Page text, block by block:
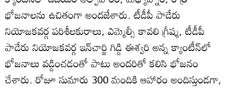
భోజనాలను ఉచితంగా అందజేశారు. టీడీపీ పాడేరు
నియోజకవర్గ పరిశీలకురాలు, ఎమ్మెల్సీ కావలి గ్రీష్మ, టీడీపీ
పాడేరు నియోజకవర్గ ఇన్‌చార్జి గిడ్డి ఈశ్వరి అన్న క్యాంటీన్‌లో
భోజనాలు వడ్డించడంతో పాటు అందరితో కలిసి భోజనం
చేశారు. రోజూ సుమారు 300 మందికి ఆహారం అందిస్తుండగా,